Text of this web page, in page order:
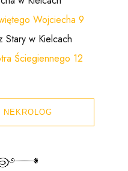
Wojciecha 9
Stary w Kielcach
Ściegiennego 12
NEKROLOG